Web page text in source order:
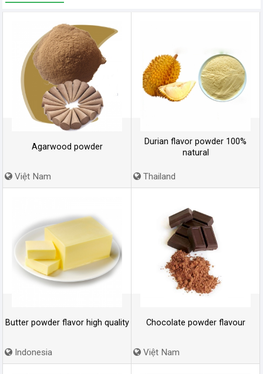
Agarwood powder
Việt Nam
Durian flavor powder 100%
natural
Thailand
Butter powder flavor high quality
Indonesia
Chocolate powder flavour
Việt Nam